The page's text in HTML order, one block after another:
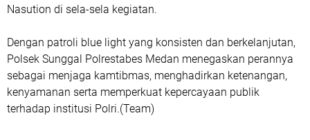
Nasution di sela-sela kegiatan.
‎Dengan patroli blue light yang konsisten dan berkelanjutan,
Polsek Sunggal Polrestabes Medan menegaskan perannya
sebagai menjaga kamtibmas, menghadirkan ketenangan,
kenyamanan serta memperkuat kepercayaan publik
terhadap institusi Polri.(Team)